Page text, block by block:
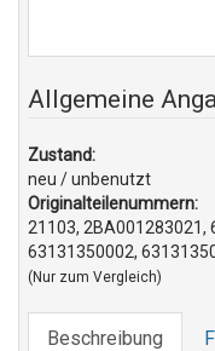
Allgemeine
Zustand:
neu / unbenutzt
Originalteilenummern:
21103, 2BA001283021,
63131350002,
(Nur zum Vergleich)
Beschreibung